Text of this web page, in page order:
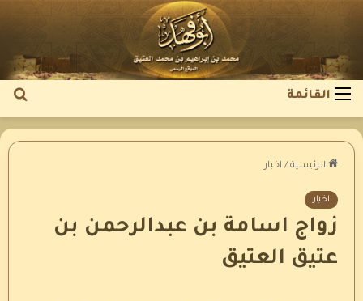
القائمة
الرئيسية / اخبار
اخبار
زواج اسامة بن عبدالرحمن بن
عتيق العتيق